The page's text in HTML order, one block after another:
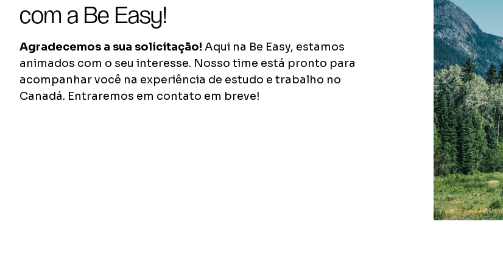
com a Be Easy!
Agradecemos a sua solicitação! Aqui na Be Easy, estamos
animados com o seu interesse. Nosso time está pronto para
acompanhar você na experiência de estudo e trabalho no
Canadá. Entraremos em contato em breve!